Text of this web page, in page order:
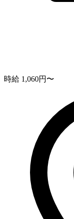
時給 1,060円〜